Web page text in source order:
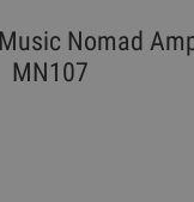
Nomad
MN107